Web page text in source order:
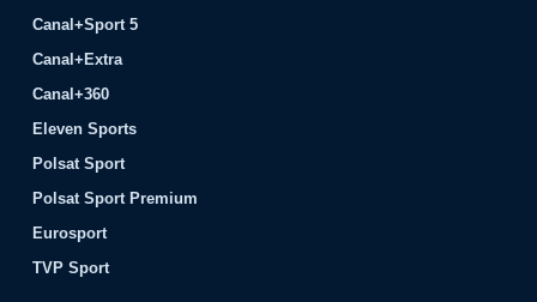
Canal+Sport 5
Canal+Extra
Canal+360
Eleven Sports
Polsat Sport
Polsat Sport Premium
Eurosport
TVP Sport